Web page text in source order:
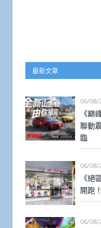
最新文章
06/08/
《巔
聯動
臨
06/08/
《絕
開跑
06/08/